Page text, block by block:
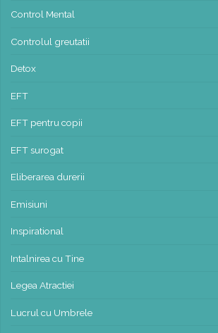
Control Mental
Controlul greutatii
Detox
EFT
EFT pentru copii
EFT surogat
Eliberarea durerii
Emisiuni
Inspirational
Intalnirea cu Tine
Legea Atractiei
Lucrul cu Umbrele